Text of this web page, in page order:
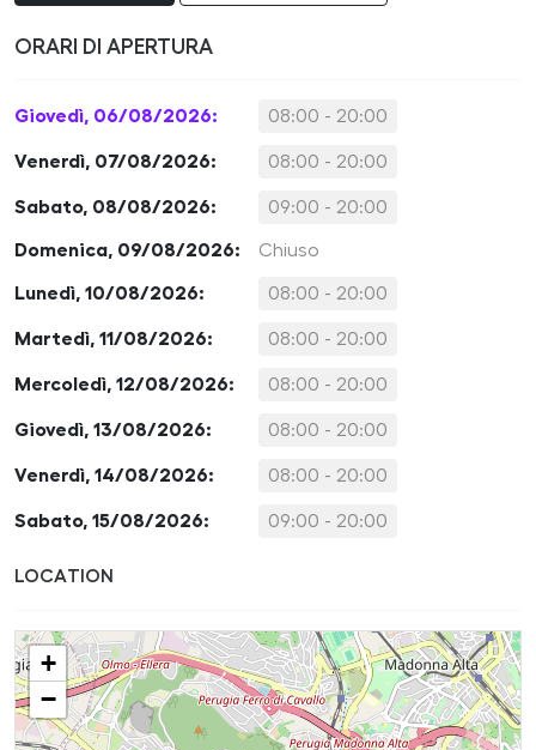
ORARI DI APERTURA
Giovedì, 06/08/2026: 08:00 - 20:00
Venerdì, 07/08/2026: 08:00 - 20:00
Sabato, 08/08/2026: 09:00 - 20:00
Domenica, 09/08/2026: Chiuso
Lunedì, 10/08/2026: 08:00 - 20:00
Martedì, 11/08/2026: 08:00 - 20:00
Mercoledì, 12/08/2026: 08:00 - 20:00
Giovedì, 13/08/2026: 08:00 - 20:00
Venerdì, 14/08/2026: 08:00 - 20:00
Sabato, 15/08/2026: 09:00 - 20:00
LOCATION
+
−